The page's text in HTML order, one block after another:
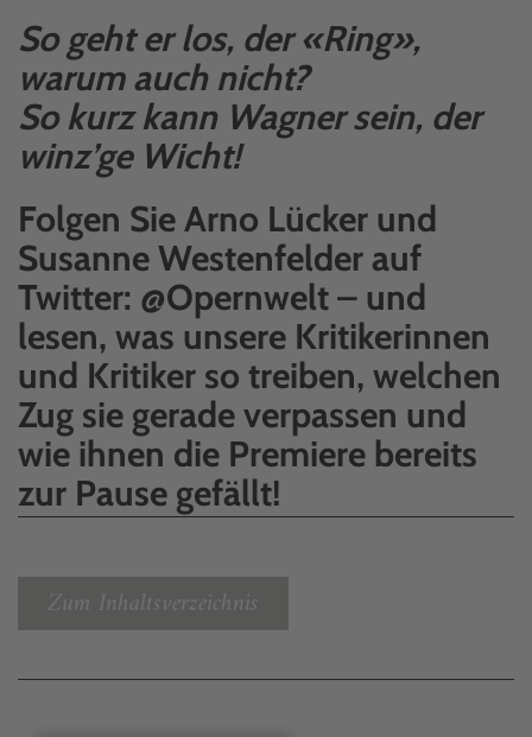
So geht er los, der «Ring»,
warum auch nicht?
So kurz kann Wagner sein, der
winz’ge Wicht!
Folgen Sie Arno Lücker und
Susanne Westenfelder auf
Twitter: @Opernwelt – und
lesen, was unsere Kritikerinnen
und Kritiker so treiben, welchen
Zug sie gerade verpassen und
wie ihnen die Premiere bereits
zur Pause gefällt!
Zum Inhaltsverzeichnis